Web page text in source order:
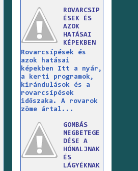
ROVARCSIP
ÉSEK ÉS
AZOK
HATÁSAI
KÉPEKBEN
Rovarcsípések és
azok hatásai
képekben Itt a nyár,
a kerti programok,
kirándulások és a
rovarcsípések
időszaka. A rovarok
zöme ártal...
GOMBÁS
MEGBETEGE
DÉSE A
HÓNALJNAK
ÉS
LÁGYÉKNAK